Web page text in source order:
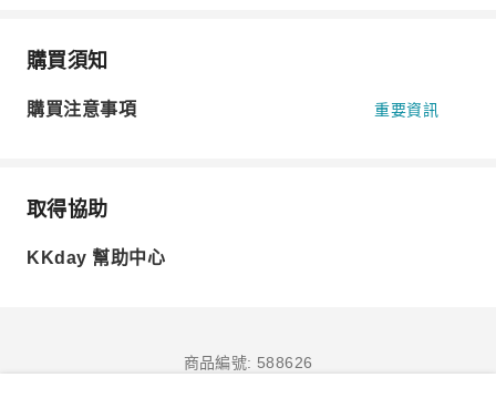
購買須知
購買注意事項 重要資訊
取得協助
KKday 幫助中心
商品編號: 588626